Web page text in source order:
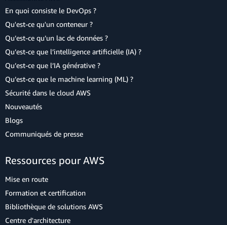
En quoi consiste le DevOps ?
Qu'est-ce qu'un conteneur ?
Qu’est-ce qu’un lac de données ?
Qu’est-ce que l’intelligence artificielle (IA) ?
Qu’est-ce que l’IA générative ?
Qu’est-ce que le machine learning (ML) ?
Sécurité dans le cloud AWS
Nouveautés
Blogs
Communiqués de presse
Ressources pour AWS
Mise en route
Formation et certification
Bibliothèque de solutions AWS
Centre d'architecture